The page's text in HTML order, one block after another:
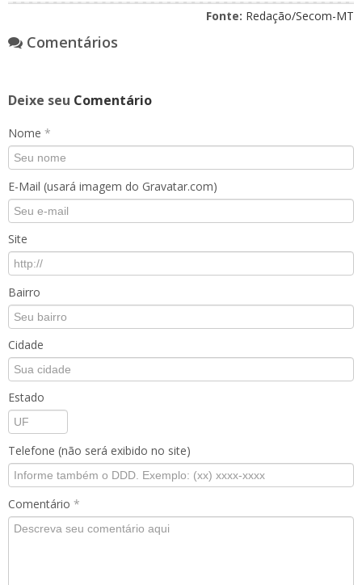
Fonte: Redação/Secom-MT
Comentários
Deixe seu Comentário
Nome *
E-Mail (usará imagem do Gravatar.com)
Site
Bairro
Cidade
Estado
Telefone (não será exibido no site)
Comentário *